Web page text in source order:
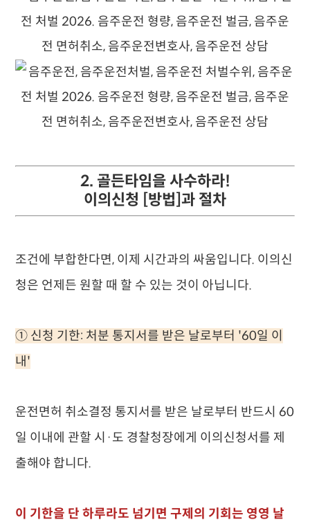
2. 골든타임을 사수하라!
이의신청 [방법]과 절차
조건에 부합한다면, 이제 시간과의 싸움입니다. 이의신
청은 언제든 원할 때 할 수 있는 것이 아닙니다.
① 신청 기한: 처분 통지서를 받은 날로부터 '60일 이
내'
운전면허 취소결정 통지서를 받은 날로부터 반드시 60
일 이내에 관할 시·도 경찰청장에게 이의신청서를 제
출해야 합니다.
이 기한을 단 하루라도 넘기면 구제의 기회는 영영 날